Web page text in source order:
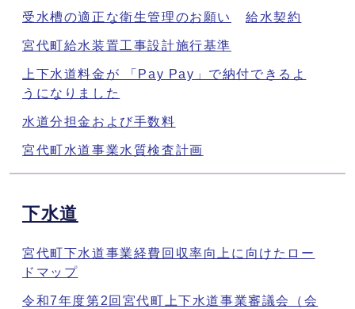
受水槽の適正な衛生管理のお願い 給水契約
宮代町給水装置工事設計施行基準
上下水道料金が 「Pay Pay」で納付できるよ
うになりました
水道分担金および手数料
宮代町水道事業水質検査計画
下水道
宮代町下水道事業経費回収率向上に向けたロー
ドマップ
令和7年度第2回宮代町上下水道事業審議会（会